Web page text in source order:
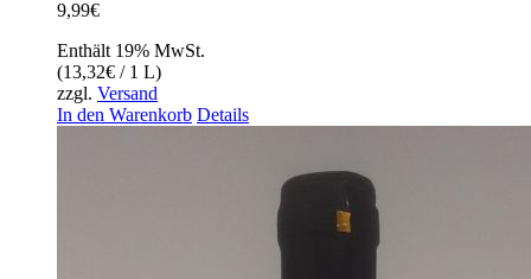
9,99€
Enthält 19% MwSt.
(13,32€ / 1 L)
zzgl. Versand
In den Warenkorb Details